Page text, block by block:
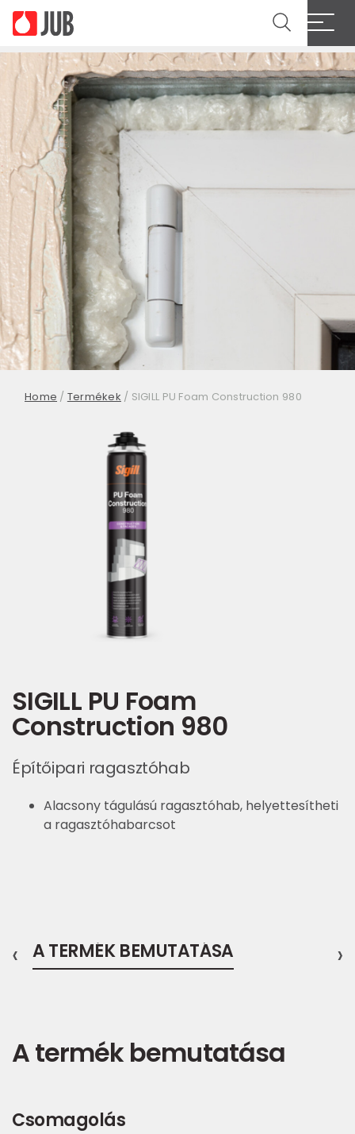
Home / Termékek / SIGILL PU Foam Construction 980
SIGILL PU Foam
Construction 980
Építőipari ragasztóhab
Alacsony tágulású ragasztóhab, helyettesítheti
a ragasztóhabarcsot
A TERMÉK BEMUTATÁSA
‹ ›
A termék bemutatása
Csomagolás